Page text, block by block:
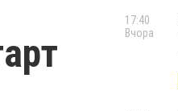
17:40
Вчора